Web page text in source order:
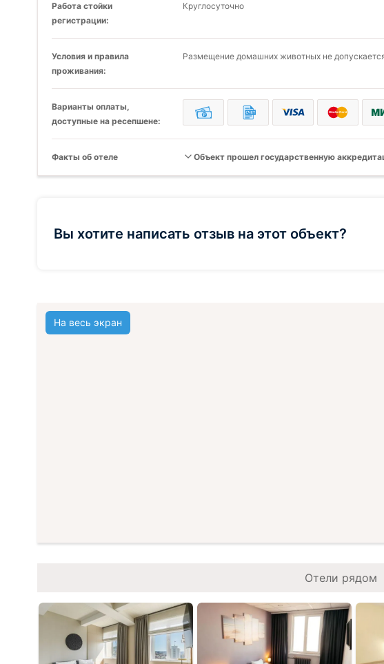
Работа стойки
регистрации:
Круглосуточно
Условия и правила
проживания:
Размещение домашних животных не
Варианты оплаты,
доступные на ресепшене:
Факты об отеле Объект прошел государственную
Вы хотите написать отзыв на этот объект?
На весь экран
Отели рядом